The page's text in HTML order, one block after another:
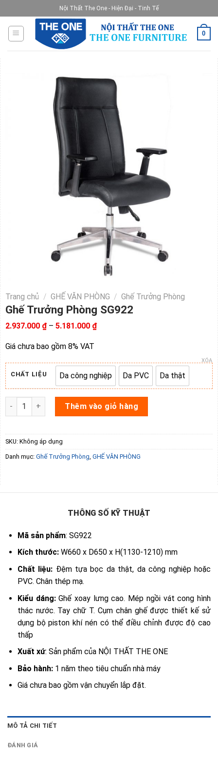
to
content
Nội Thất The One - Hiện Đại - Tinh Tế
0
Trang chủ / GHẾ VĂN PHÒNG / Ghế Trưởng Phòng
Ghế Trưởng Phòng SG922
2.937.000 ₫ – 5.181.000 ₫Khoảng
5.181.000 ₫
Giá chưa bao gồm 8% VAT
CHẤT LIỆU Da công nghiệp
Da công nghiệpDa PVC
Da PVC Da thật
Da thật
XÓA
Ghế Trưởng Phòng SG922 số lượng
Thêm vào giỏ hàng
SKU: Không áp dụng
Danh mục: Ghế Trưởng Phòng, GHẾ VĂN PHÒNG
THÔNG SỐ KỸ THUẬT
Mã sản phẩm: SG922
Kích thước:W660 x D650 x H(1130-1210) mm
Chất liệu: Đệm tựa bọc da thật, da công nghiệp hoặc
PVC. Chân thép mạ.
Kiểu dáng:Ghế xoay lưng cao. Mép ngồi vát cong hình
thác nước. Tay chữ T. Cụm chân ghế được thiết kế sử
dụng bộ piston khí nén có thể điều chỉnh được độ cao
thấp
Xuất xứ: Sản phẩm của NỘI THẤT THE ONE
Bảo hành:1 năm theo tiêu chuẩn nhà máy
Giá chưa bao gồm vận chuyển lắp đặt.
MÔ TẢ CHI TIẾT
ĐÁNH GIÁ